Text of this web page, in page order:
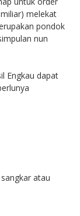
melekat
pondok
nun
Engkau dapat
atau